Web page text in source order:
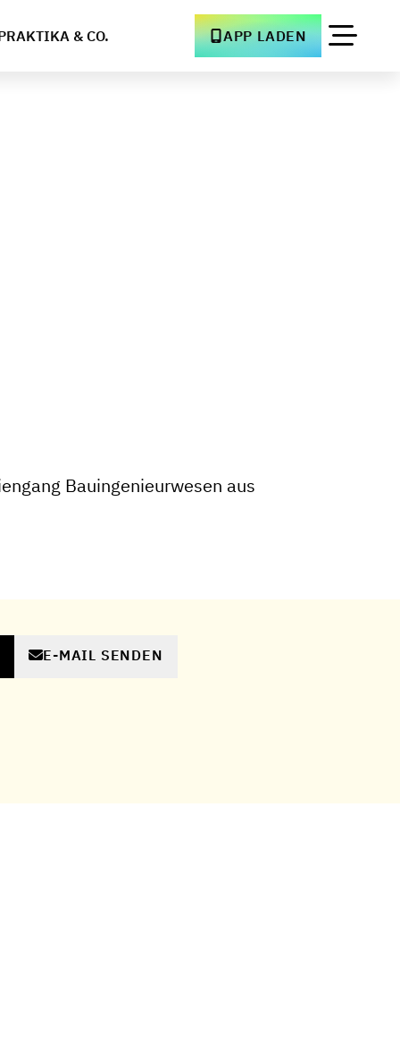
& CO. APP LADEN
Bauingenieurwesen aus
E-MAIL SENDEN